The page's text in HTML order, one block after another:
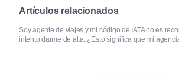
Artículos relacionados
Soy agente de viajes y mi código de IATA no es
intento darme de alta. ¿Esto significa que mi